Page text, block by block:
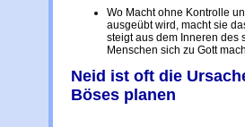
Wo Macht ohne Kontrolle
ausgeübt wird, macht sie
steigt aus dem Inneren des
Menschen sich zu Gott
Neid ist oft die
Böses planen